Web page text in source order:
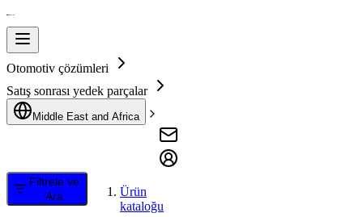
Otomotiv çözümleri
Satış sonrası yedek parçalar
Middle East and Africa
Filtrele ve
Ara
Ürün
kataloğu